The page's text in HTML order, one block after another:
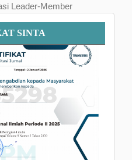
Leader-Member
SINTA